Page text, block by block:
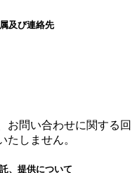
及び連絡先
お問い合わせに関する回
たしません。
、提供について